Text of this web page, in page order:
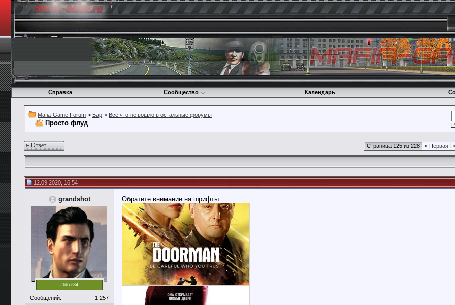
Справка Сообщество Календарь
Mafia-Game Forum > Бар > Всё что не вошло в остальные форумы
Просто флуд
Ответ Страница 125 из 228 « Первая
12.09.2020, 16:54
grandshot
#667e34
Сообщений:
1,257
Обратите внимание на шрифты: